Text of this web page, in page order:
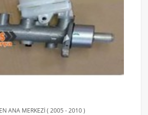
ANA MERKEZİ ( 2005 - 2010 )